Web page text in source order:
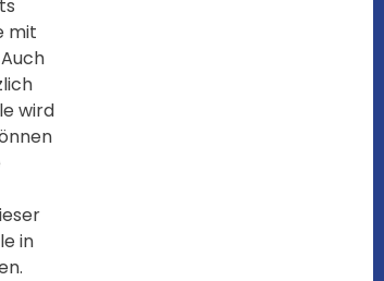
mit
wird
in